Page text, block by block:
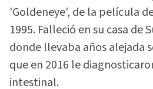
'Goldeneye', de la película
1995. Falleció en su casa de
donde llevaba años alejada
que en 2016 le
intestinal.